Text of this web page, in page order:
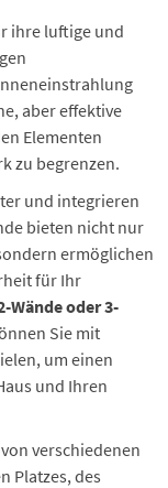
ihre luftige und
aber effektive
Elementen
zu begrenzen.
und integrieren
bieten nicht nur
ermöglichen
für Ihr
Wände oder 3-
Sie mit
um einen
und Ihren
verschiedenen
Platzes, des